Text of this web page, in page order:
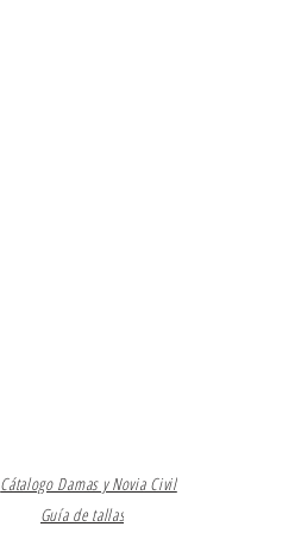
Cátalogo Damas y Novia Civil
Guía de tallas